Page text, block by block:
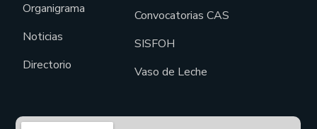
Organigrama
Noticias
Directorio
Convocatorias CAS
SISFOH
Vaso de Leche